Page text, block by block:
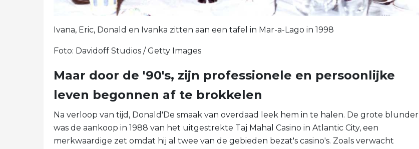
Ivana, Eric, Donald en Ivanka zitten aan een tafel in Mar-a-Lago in 1998
Foto: Davidoff Studios / Getty Images
Maar door de '90's, zijn professionele en persoonlijke
leven begonnen af ​​te brokkelen
Na verloop van tijd, Donald'De smaak van overdaad leek hem in te halen. De grote blunder
was de aankoop in 1988 van het uitgestrekte Taj Mahal Casino in Atlantic City, een
merkwaardige zet omdat hij al twee van de gebieden bezat's casino's. Zoals verwacht